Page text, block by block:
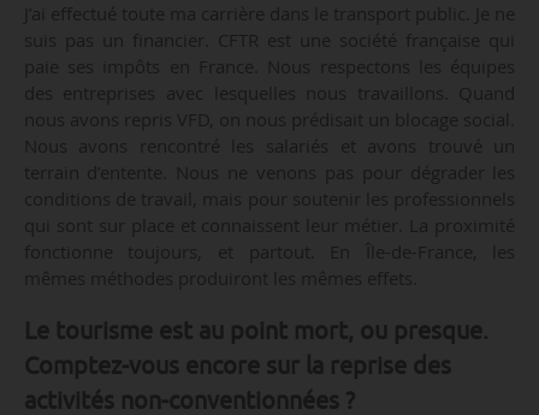
J’ai effectué toute ma carrière dans le transport public. Je ne
suis pas un financier. CFTR est une société française qui
paie ses impôts en France. Nous respectons les équipes
des entreprises avec lesquelles nous travaillons. Quand
nous avons repris VFD, on nous prédisait un blocage social.
Nous avons rencontré les salariés et avons trouvé un
terrain d’entente. Nous ne venons pas pour dégrader les
conditions de travail, mais pour soutenir les professionnels
qui sont sur place et connaissent leur métier. La proximité
fonctionne toujours, et partout. En Île-de-France, les
mêmes méthodes produiront les mêmes effets.
Le tourisme est au point mort, ou presque.
Comptez-vous encore sur la reprise des
activités non-conventionnées ?